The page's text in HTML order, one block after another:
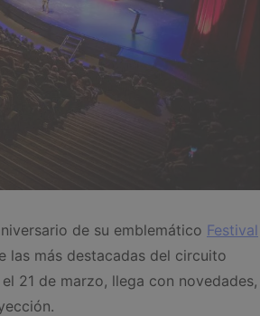
de su emblemático Festival
las más destacadas del circuito
21 de marzo, llega con novedades,